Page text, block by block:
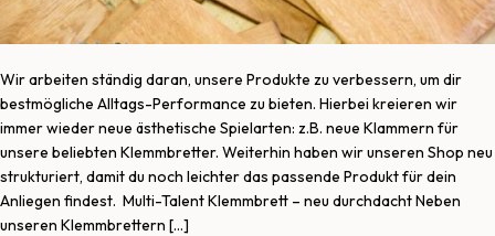
Wir arbeiten ständig daran, unsere Produkte zu verbessern, um dir
bestmögliche Alltags-Performance zu bieten. Hierbei kreieren wir
immer wieder neue ästhetische Spielarten: z.B. neue Klammern für
unsere beliebten Klemmbretter. Weiterhin haben wir unseren Shop neu
strukturiert, damit du noch leichter das passende Produkt für dein
Anliegen findest. Multi-Talent Klemmbrett – neu durchdacht Neben
unseren Klemmbrettern […]